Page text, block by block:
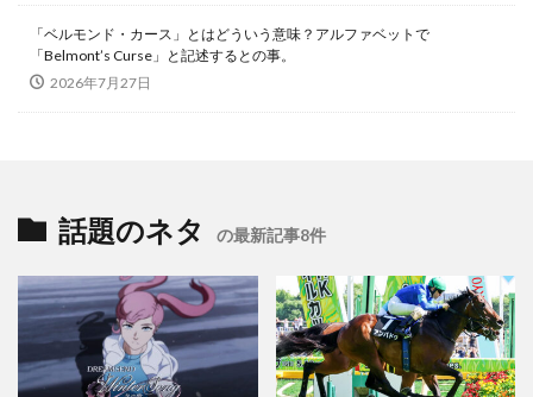
「ベルモンド・カース」とはどういう意味？アルファベットで
「Belmont’s Curse」と記述するとの事。
2026年7月27日
話題のネタ の最新記事8件